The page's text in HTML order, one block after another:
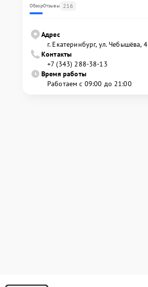
ОбзорОтзывы 216
Адрес
г. Екатеринбург, ул. Чебышёва, 4
Контакты
+7 (343) 288-38-13
Время работы
Работаем с 09:00 до 21:00